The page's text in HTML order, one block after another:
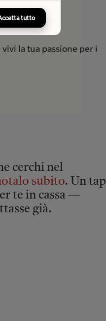
la tua passione per i
cerchi nel
subito. Un tap
te in cassa —
già.
tutto